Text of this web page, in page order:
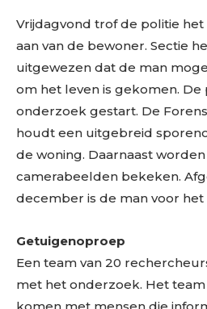
Vrijdagvond trof de politie
aan van de bewoner. Sectie
uitgewezen dat de man
om het leven is gekomen. De
onderzoek gestart. De
houdt een uitgebreid
de woning. Daarnaast
camerabeelden bekeken.
december is de man voor het
Getuigenoproep
Een team van 20
met het onderzoek. Het